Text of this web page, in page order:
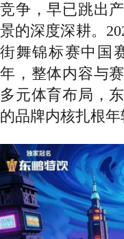
竞争，早已跳出
景的深度深耕。
街舞锦标赛中国
年，整体内容与
多元体育布局，
的品牌内核扎根年